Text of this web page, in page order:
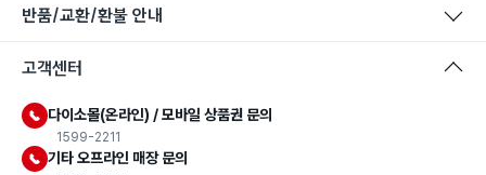
반품/교환/환불 안내
고객센터
다이소몰(온라인) / 모바일 상품권 문의
1599-2211
기타 오프라인 매장 문의